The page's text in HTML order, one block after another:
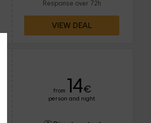
Response over 72h
VIEW DEAL
from 14€
person and night